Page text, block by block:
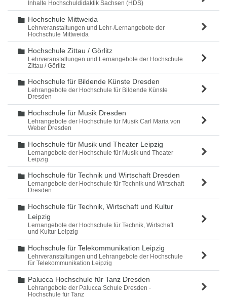
Inhalte Hochschuldidaktik Sachsen (HDS)
Ordner
Hochschule Mittweida
Lehrveranstaltungen und Lehr-/Lernangebote der
Hochschule Mittweida
Ordner
Hochschule Zittau / Görlitz
Lehrveranstaltungen und Lernangebote der Hochschule
Zittau / Görlitz
Ordner
Hochschule für Bildende Künste Dresden
Lehrangebote der Hochschule für Bildende Künste
Dresden
Ordner
Hochschule für Musik Dresden
Lehrangebote der Hochschule für Musik Carl Maria von
Weber Dresden
Ordner
Hochschule für Musik und Theater Leipzig
Lernangebote der Hochschule für Musik und Theater
Leipzig
Ordner
Hochschule für Technik und Wirtschaft Dresden
Lernangebote der Hochschule für Technik und Wirtschaft
Dresden
Ordner
Hochschule für Technik, Wirtschaft und Kultur
Leipzig
Lernangebote der Hochschule für Technik, Wirtschaft
und Kultur Leipzig
Ordner
Hochschule für Telekommunikation Leipzig
Lehrveranstaltungen und Lehrangebote der Hochschule
für Telekommunikation Leipzig
Ordner
Palucca Hochschule für Tanz Dresden
Lehrangebote der Palucca Schule Dresden -
Hochschule für Tanz